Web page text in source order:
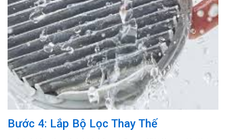
Bước 4: Lắp Bộ Lọc Thay Thế